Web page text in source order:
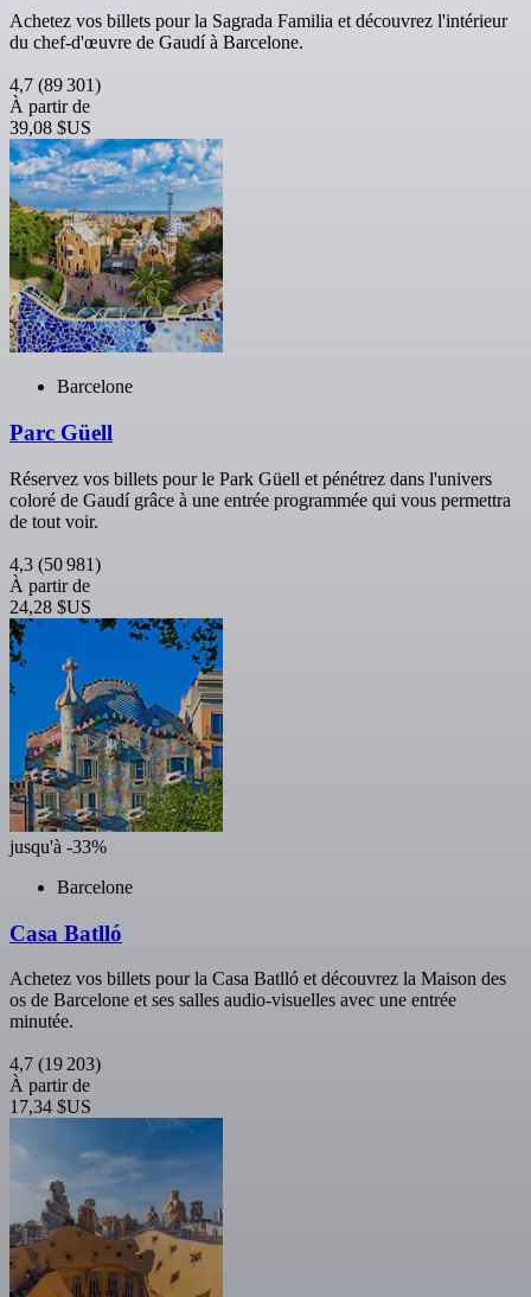
Achetez vos billets pour la Sagrada Familia et découvrez l'intérieur
du chef-d'œuvre de Gaudí à Barcelone.
4,7 (89 301)
À partir de
39,08 $US
Barcelone
Parc Güell
Réservez vos billets pour le Park Güell et pénétrez dans l'univers
coloré de Gaudí grâce à une entrée programmée qui vous permettra
de tout voir.
4,3 (50 981)
À partir de
24,28 $US
jusqu'à -33%
Barcelone
Casa Batlló
Achetez vos billets pour la Casa Batlló et découvrez la Maison des
os de Barcelone et ses salles audio-visuelles avec une entrée
minutée.
4,7 (19 203)
À partir de
17,34 $US